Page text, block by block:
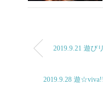
2019.9.21 遊び
2019.9.28 遊